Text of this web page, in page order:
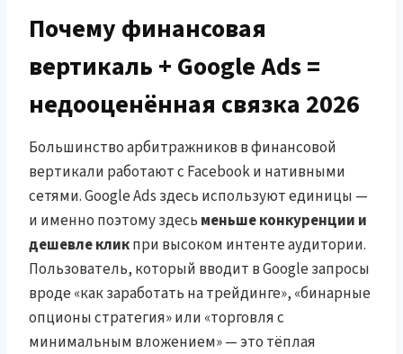
Почему финансовая
вертикаль + Google Ads =
недооценённая связка 2026
Большинство арбитражников в финансовой
вертикали работают с Facebook и нативными
сетями. Google Ads здесь используют единицы —
и именно поэтому здесь меньше конкуренции и
дешевле кликпри высоком интенте аудитории.
Пользователь, который вводит в Google запросы
вроде «как заработать на трейдинге», «бинарные
опционы стратегия» или «торговля с
минимальным вложением» — это тёплая